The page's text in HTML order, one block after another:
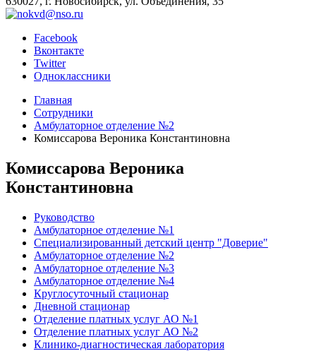
Facebook
Вконтакте
Twitter
Одноклассники
Главная
Сотрудники
Амбулаторное отделение №2
Комиссарова Вероника Константиновна
Комиссарова Вероника
Константиновна
Руководство
Амбулаторное отделение №1
Специализированный детский центр "Доверие"
Амбулаторное отделение №2
Амбулаторное отделение №3
Амбулаторное отделение №4
Круглосуточный стационар
Дневной стационар
Отделение платных услуг АО №1
Отделение платных услуг АО №2
Клинико-диагностическая лаборатория